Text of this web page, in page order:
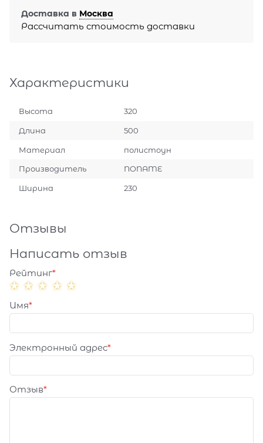
Доставка в Москва
Рассчитать стоимость доставки
Характеристики
Высота 320
Длина 500
Материал полистоун
Производитель NONAME
Ширина 230
Отзывы
Написать отзыв
Рейтинг
Имя
Электронный адрес
Отзыв